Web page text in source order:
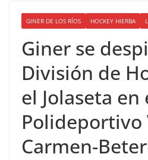
GINER DE LOS RÍOS HOCKEY HIERBA
Giner se
División de
el Jolaseta en
Polideportivo
Carmen-